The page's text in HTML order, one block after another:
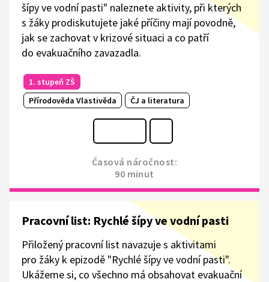
šípy ve vodní pasti" naleznete aktivity, při kterých
s žáky prodiskutujete jaké příčiny mají povodně,
jak se zachovat v krizové situaci a co patří
do evakuačního zavazadla.
1. stupeň ZŠ
Přírodověda Vlastivěda
ČJ a literatura
Časová náročnost:
90 minut
Pracovní list: Rychlé šípy ve vodní pasti
Přiložený pracovní list navazuje s aktivitami
pro žáky k epizodě "Rychlé šípy ve vodní pasti".
Ukážeme si, co všechno má obsahovat evakuační